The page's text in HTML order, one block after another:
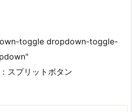
toggle dropdown-toggle-
スプリットボタン